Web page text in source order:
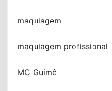
maquiagem
maquiagem profissional
MC Guimê